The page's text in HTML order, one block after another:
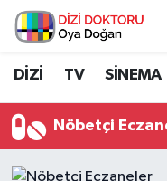
DİZİ TV SİNEMA
Nöbetçi
İstanbul